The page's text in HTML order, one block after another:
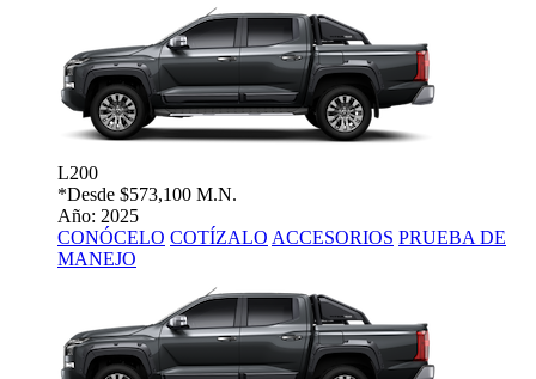
L200
*Desde $573,100 M.N.
Año: 2025
CONÓCELO COTÍZALO ACCESORIOS PRUEBA DE
MANEJO